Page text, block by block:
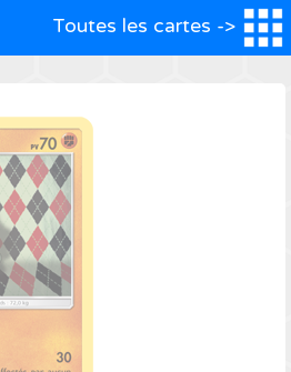
Toutes les cartes ->